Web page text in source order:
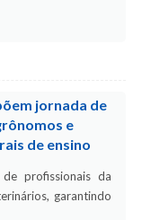
jornada de
e
de ensino
profissionais da
garantindo